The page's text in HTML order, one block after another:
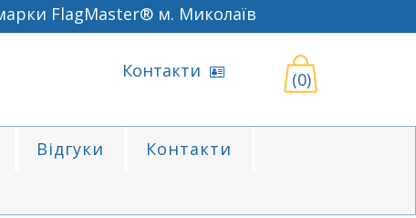
FlagMaster® м. Миколаїв
Контакти (0)
Відгуки
Контакти